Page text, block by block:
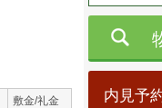
敷金/礼金
内見予